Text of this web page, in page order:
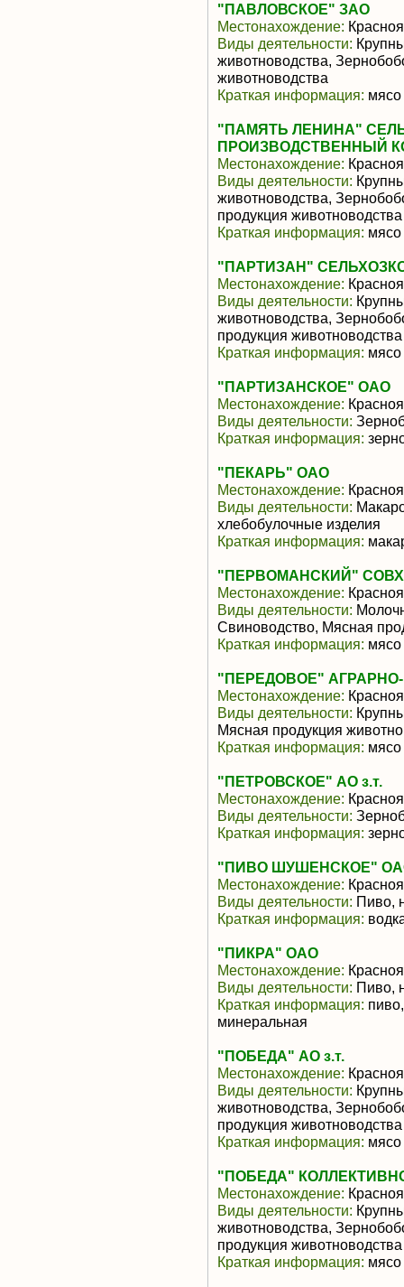
"ПАВЛОВСКОЕ" ЗАО
Местонахождение:
Виды деятельности:
животноводства,
животноводства
Краткая информация: мясо
"ПАМЯТЬ ЛЕНИНА"
ПРОИЗВОДСТВЕННЫЙ
Местонахождение:
Виды деятельности:
животноводства,
продукция животноводства
Краткая информация: мясо
"ПАРТИЗАН"
Местонахождение:
Виды деятельности:
животноводства,
продукция животноводства
Краткая информация: мясо
"ПАРТИЗАНСКОЕ" ОАО
Местонахождение:
Виды деятельности:
Краткая информация:
"ПЕКАРЬ" ОАО
Местонахождение:
Виды деятельности:
хлебобулочные изделия
Краткая информация:
"ПЕРВОМАНСКИЙ"
Местонахождение:
Виды деятельности:
Свиноводство, Мясная
Краткая информация: мясо
"ПЕРЕДОВОЕ"
Местонахождение:
Виды деятельности:
Мясная продукция
Краткая информация: мясо
"ПЕТРОВСКОЕ" АО з.т.
Местонахождение:
Виды деятельности:
Краткая информация:
"ПИВО ШУШЕНСКОЕ"
Местонахождение:
Виды деятельности: Пиво,
Краткая информация:
"ПИКРА" ОАО
Местонахождение:
Виды деятельности: Пиво,
Краткая информация:
минеральная
"ПОБЕДА" АО з.т.
Местонахождение:
Виды деятельности:
животноводства,
продукция животноводства
Краткая информация: мясо
"ПОБЕДА"
Местонахождение:
Виды деятельности:
животноводства,
продукция животноводства
Краткая информация: мясо